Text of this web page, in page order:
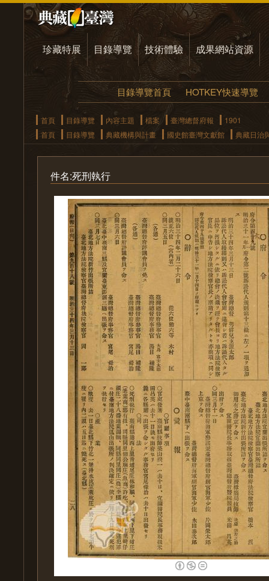
珍藏特展 目錄導覽 技術體驗 成果網站資源
目錄導覽首頁 HOTKEY快速導覽
首頁 目錄導覽 內容主題 檔案 臺灣總督府報
1901
首頁
目錄導覽 典藏機構與計畫 國史館臺灣文獻館 典藏日治
件名:死刑執行